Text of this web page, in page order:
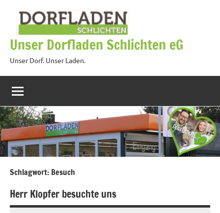
springen
Unser Dorfladen Schlichten eG
Unser Dorf. Unser Laden.
Schlagwort: Besuch
Herr Klopfer besuchte uns